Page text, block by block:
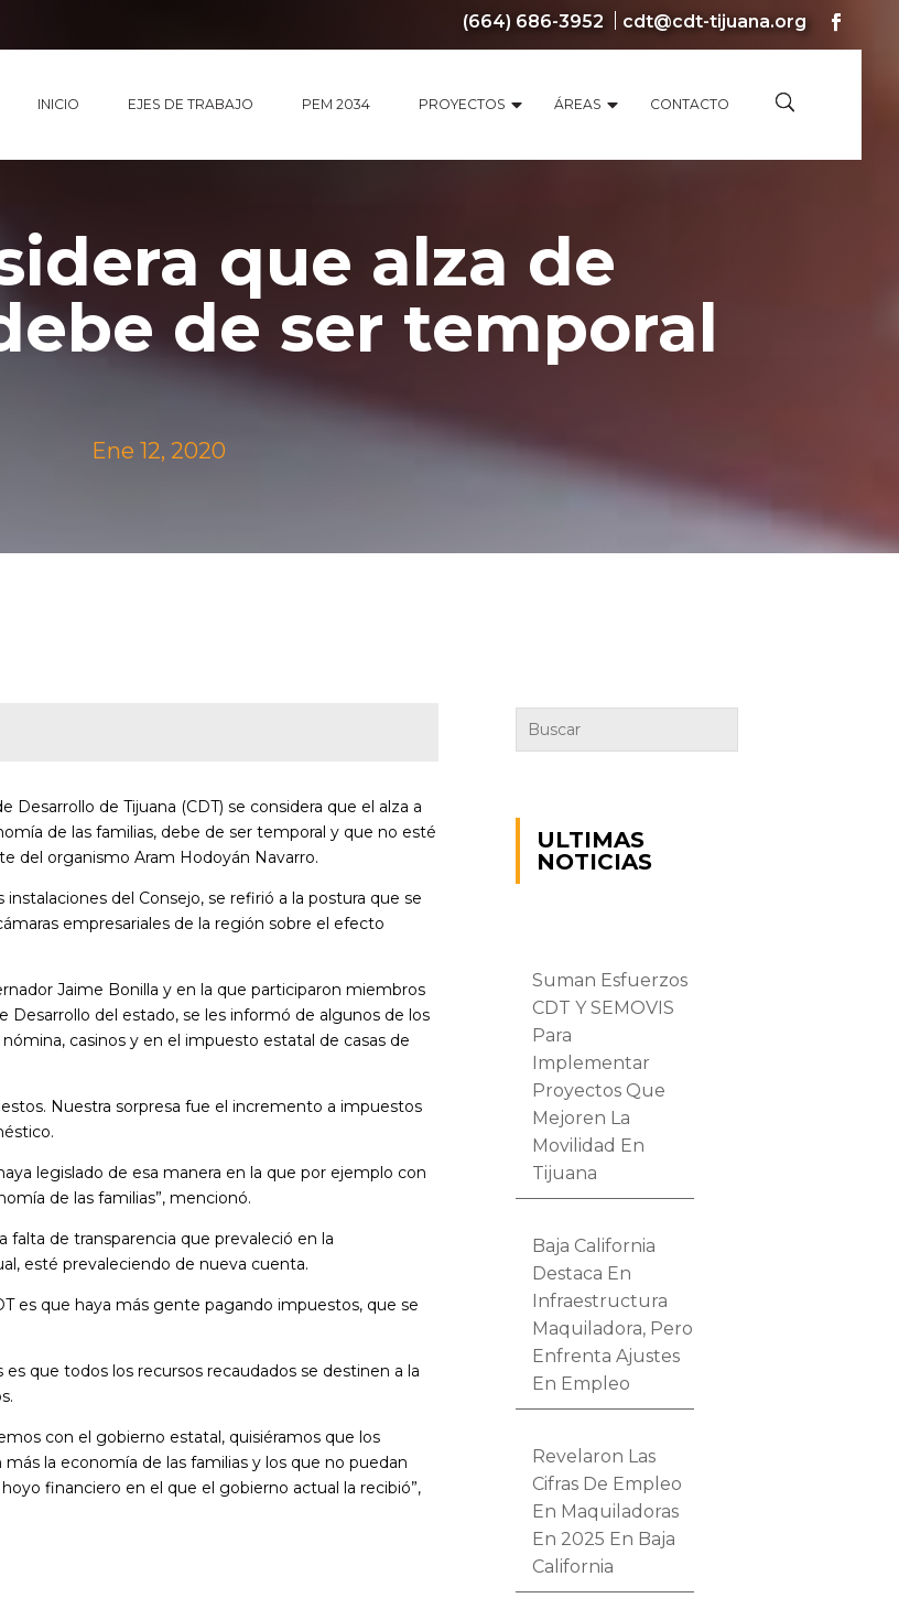
(664) 686-3952 cdt@cdt-tijuana.org
INICIO EJES DE TRABAJO PEM 2034 PROYECTOS ÁREAS CONTACTO
que alza de
de ser temporal
Ene 12, 2020
Desarrollo de Tijuana (CDT) se considera que el alza a
de las familias, debe de ser temporal y que no esté
del organismo Aram Hodoyán Navarro.
del Consejo, se refirió a la postura que se
empresariales de la región sobre el efecto
Jaime Bonilla y en la que participaron miembros
Desarrollo del estado, se les informó de algunos de los
casinos y en el impuesto estatal de casas de
Nuestra sorpresa fue el incremento a impuestos
legislado de esa manera en la que por ejemplo con
de las familias”, mencionó.
falta de transparencia que prevaleció en la
esté prevaleciendo de nueva cuenta.
es que haya más gente pagando impuestos, que se
que todos los recursos recaudados se destinen a la
con el gobierno estatal, quisiéramos que los
la economía de las familias y los que no puedan
financiero en el que el gobierno actual la recibió”,
ULTIMAS
NOTICIAS
Suman Esfuerzos
CDT Y SEMOVIS
Para
Implementar
Proyectos Que
Mejoren La
Movilidad En
Tijuana
Baja California
Destaca En
Infraestructura
Maquiladora, Pero
Enfrenta Ajustes
En Empleo
Revelaron Las
Cifras De Empleo
En Maquiladoras
En 2025 En Baja
California